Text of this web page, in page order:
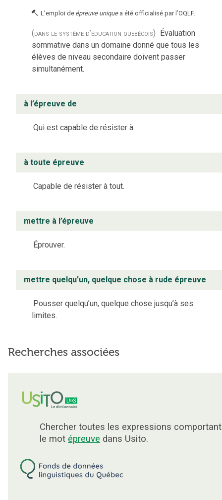
L’emploi de épreuve unique a été officialisé par l’OQLF.
(dans le système d’éducation québécois) Évaluation
sommative dans un domaine donné que tous les
élèves de niveau secondaire doivent passer
simultanément.
à l’épreuve de
Qui est capable de résister à.
à toute épreuve
Capable de résister à tout.
mettre à l’épreuve
Éprouver.
mettre quelqu’un, quelque chose à rude épreuve
Pousser quelqu’un, quelque chose jusqu’à ses
limites.
Recherches associées
Chercher toutes les expressions comportant
le mot épreuve dans Usito.